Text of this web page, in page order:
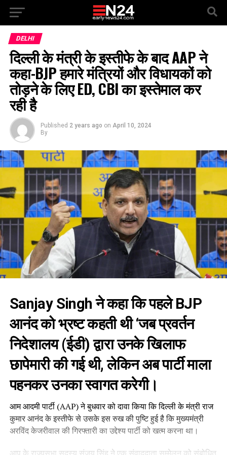
DELHI
दिल्ली के मंत्री के इस्तीफे के बाद AAP ने
कहा-BJP हमारे मंत्रियों और विधायकों को
तोड़ने के लिए ED, CBI का इस्तेमाल कर
रही है
Published 2 years ago on April 10, 2024
By
Sanjay Singh ने कहा कि पहले BJP
आनंद को भ्रष्ट कहती थी ‘जब प्रवर्तन
निदेशालय (ईडी) द्वारा उनके खिलाफ
छापेमारी की गई थी, लेकिन अब पार्टी माला
पहनकर उनका स्वागत करेगी।
आम आदमी पार्टी (AAP) ने बुधवार को दावा किया कि दिल्ली के मंत्री राज
कुमार आनंद के इस्तीफे से उसके इस रुख की पुष्टि हुई है कि मुख्यमंत्री
अरविंद केजरीवाल की गिरफ्तारी का उद्देश्य पार्टी को खत्म करना था।